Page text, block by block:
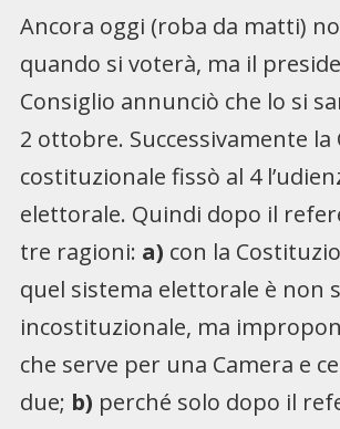
Ancora oggi (roba da matti)
quando si voterà, ma il
Consiglio annunciò che lo si
2 ottobre. Successivamente la
costituzionale fissò al 4
elettorale. Quindi dopo il
tre ragioni: a) con la
quel sistema elettorale è non
incostituzionale, ma
che serve per una Camera e
due; b) perché solo dopo il